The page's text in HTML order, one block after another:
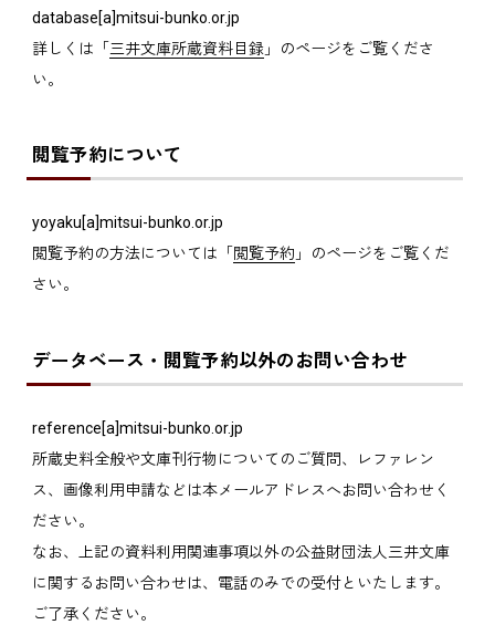
database[a]mitsui-bunko.or.jp
詳しくは「三井文庫所蔵資料目録」のページをご覧くださ
い。
閲覧予約について
yoyaku[a]mitsui-bunko.or.jp
閲覧予約の方法については「 閲覧予約 」のページをご覧くだ
さい。
データベース・閲覧予約以外のお問い合わせ
reference[a]mitsui-bunko.or.jp
所蔵史料全般や文庫刊行物についてのご質問、レファレン
ス、画像利用申請などは本メールアドレスへお問い合わせく
ださい。
なお、上記の資料利用関連事項以外の公益財団法人三井文庫
に関するお問い合わせは、電話のみでの受付といたします。
ご了承ください。